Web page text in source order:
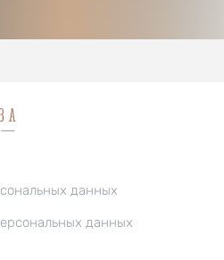
данных
данных